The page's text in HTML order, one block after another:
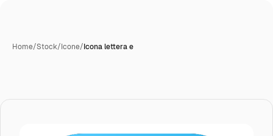
Home/Stock/Icone/Icona lettera e